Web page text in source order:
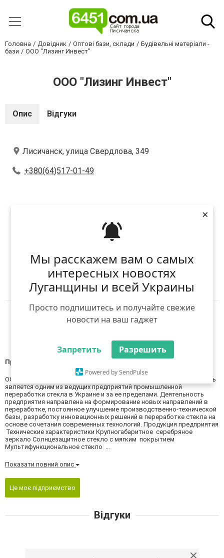
Мы расскажем вам о самых
интересных новостях
Луганщины и всей Украины
Просто подпишитесь и получайте свежие
новости на ваш гаджет
Запретить Разрешить
Powered by SendPulse
×
Головна Довідник Оптові бази, склади
Будівельні матеріали -
бази
ООО "Лизинг Инвест"
ООО "Лизинг Инвест"
Опис Відгуки
Лисичанск, улица Свердлова, 349
+380(64)517-01-49
оцінок)
Ніхто ще не рекомендував
Авторизуйтесь ,
щоб оцінити і порекомендувати
Reddit Telegram
Viber
Про нас
ООО «ЛИЗИНГ ИНВЕСТ» основано в 2004 году и на сегодняшний день
является одним из ведущих предприятий промышленной
переработки стекла в Украине и за ее пределами. Деятельность
предприятия направлена на формирование новых направлений в
переработке, постоянное улучшение производственно-технической
базы, разработку инновационных решений в переработке стекла на
основе сочетания современных технологий. Продукция предприятия
Технические характеристики Крупногабаритное серебряное
зеркало Солнцезащитное стекло с мягким покрытием
Мультифункциональное стекло ...
Показати повний опис
Це моє підприємство
Відгуки